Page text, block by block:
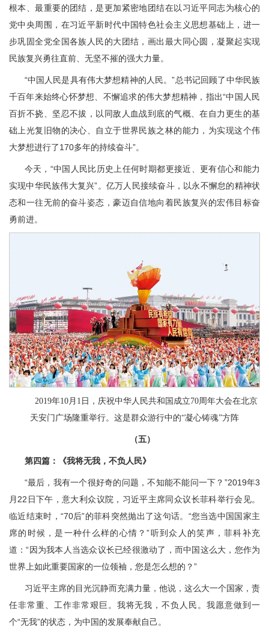
根本、最重要的团结，是更加紧密地团结在以习近平同志为核心的
党中央周围，在习近平新时代中国特色社会主义思想基础上，进一
步巩固全党全国各族人民的大团结，画出最大同心圆，凝聚起实现
民族复兴勇往直前、无坚不摧的强大力量。
“中国人民是具有伟大梦想精神的人民。”总书记回顾了中华民族
千百年来始终心怀梦想、不懈追求的伟大梦想精神，指出“中国人民
百折不挠、坚忍不拔，以同敌人血战到底的气概、在自力更生的基
础上光复旧物的决心、自立于世界民族之林的能力，为实现这个伟
大梦想进行了170多年的持续奋斗”。
今天，“中国人民比历史上任何时期都更接近、更有信心和能力
实现中华民族伟大复兴”。亿万人民接续奋斗，以永不懈怠的精神状
态和一往无前的奋斗姿态，豪迈自信地向着民族复兴的宏伟目标奋
勇前进。
2019年10月1日，庆祝中华人民共和国成立70周年大会在北京
天安门广场隆重举行。这是群众游行中的“凝心铸魂”方阵
（五）
第四篇：《我将无我，不负人民》
“最后，我有一个很好奇的问题，不知能不能问一下？”2019年3
月22日下午，意大利众议院，习近平主席同众议长菲科举行会见。
临近结束时，“70后”的菲科突然抛出了这句话。“您当选中国国家主
席的时候，是一种什么样的心情？”听到众人的笑声，菲科补充
道：“因为我本人当选众议长已经很激动了，而中国这么大，您作为
世界上如此重要国家的一位领袖，您是怎么想的？”
习近平主席的目光沉静而充满力量，他说，这么大一个国家，责
任非常重、工作非常艰巨。我将无我，不负人民。我愿意做到一
个“无我”的状态，为中国的发展奉献自己。